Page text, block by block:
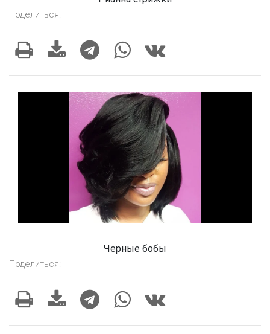
Поделиться:
Черные бобы
Поделиться: